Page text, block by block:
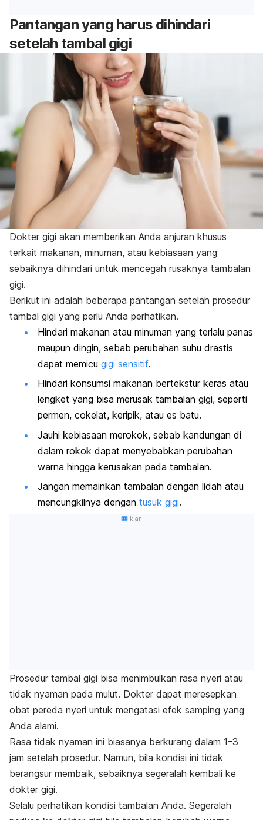
Pantangan yang harus dihindari
setelah tambal gigi
Dokter gigi akan memberikan Anda anjuran khusus
terkait makanan, minuman, atau kebiasaan yang
sebaiknya dihindari untuk mencegah rusaknya tambalan
gigi.
Berikut ini adalah beberapa pantangan setelah prosedur
tambal gigi yang perlu Anda perhatikan.
Hindari makanan atau minuman yang terlalu panas
maupun dingin, sebab perubahan suhu drastis
dapat memicu gigi sensitif.
Hindari konsumsi makanan bertekstur keras atau
lengket yang bisa merusak tambalan gigi, seperti
permen, cokelat, keripik, atau es batu.
Jauhi kebiasaan merokok, sebab kandungan di
dalam rokok dapat menyebabkan perubahan
warna hingga kerusakan pada tambalan.
Jangan memainkan tambalan dengan lidah atau
mencungkilnya dengan tusuk gigi.
Iklan
Prosedur tambal gigi bisa menimbulkan rasa nyeri atau
tidak nyaman pada mulut. Dokter dapat meresepkan
obat pereda nyeri untuk mengatasi efek samping yang
Anda alami.
Rasa tidak nyaman ini biasanya berkurang dalam 1–3
jam setelah prosedur. Namun, bila kondisi ini tidak
berangsur membaik, sebaiknya segeralah kembali ke
dokter gigi.
Selalu perhatikan kondisi tambalan Anda. Segeralah